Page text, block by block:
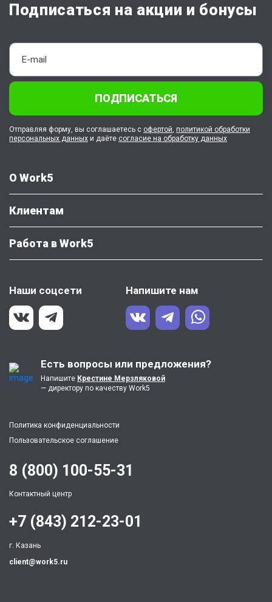
О Work5
Клиентам
Работа в Work5
Наши соцсети Напишите нам
Есть вопросы или предложения?
Напишите Крестине Мерзляковой
— директору по качеству Work5
Политика конфиденциальности
Пользовательское соглашение
Подписаться на акции и бонусы
ПОДПИСАТЬСЯ
Отправляя форму, вы соглашаетесь с офертой политикой обработки
персональных данных и даёте согласие на обработку данных
8 (800) 100-55-31
Контактный центр
+7 (843) 212-23-01
г. Казань
client@work5.ru